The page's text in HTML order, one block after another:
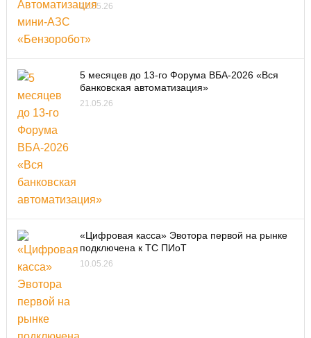
22.05.26
5 месяцев до 13-го Форума ВБА-2026 «Вся
банковская автоматизация»
21.05.26
«Цифровая касса» Эвотора первой на рынке
подключена к ТС ПИоТ
10.05.26